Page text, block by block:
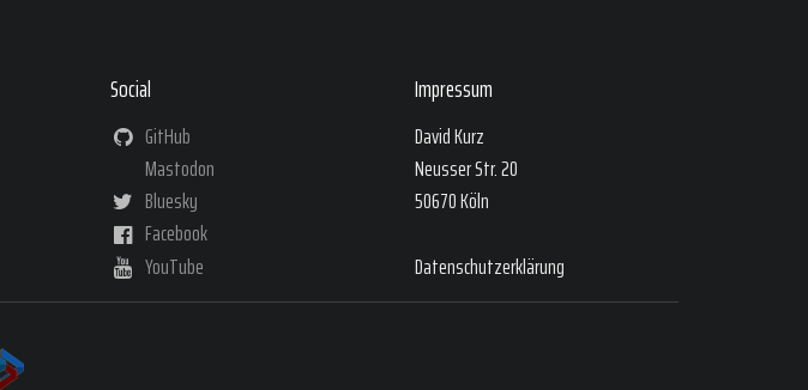
Social
GitHub
Mastodon
Bluesky
Facebook
YouTube
Impressum
David Kurz
Neusser Str. 20
50670 Köln
Datenschutzerklärung